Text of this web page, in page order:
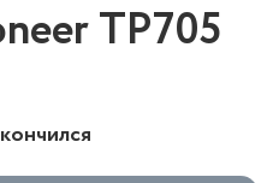
TP705